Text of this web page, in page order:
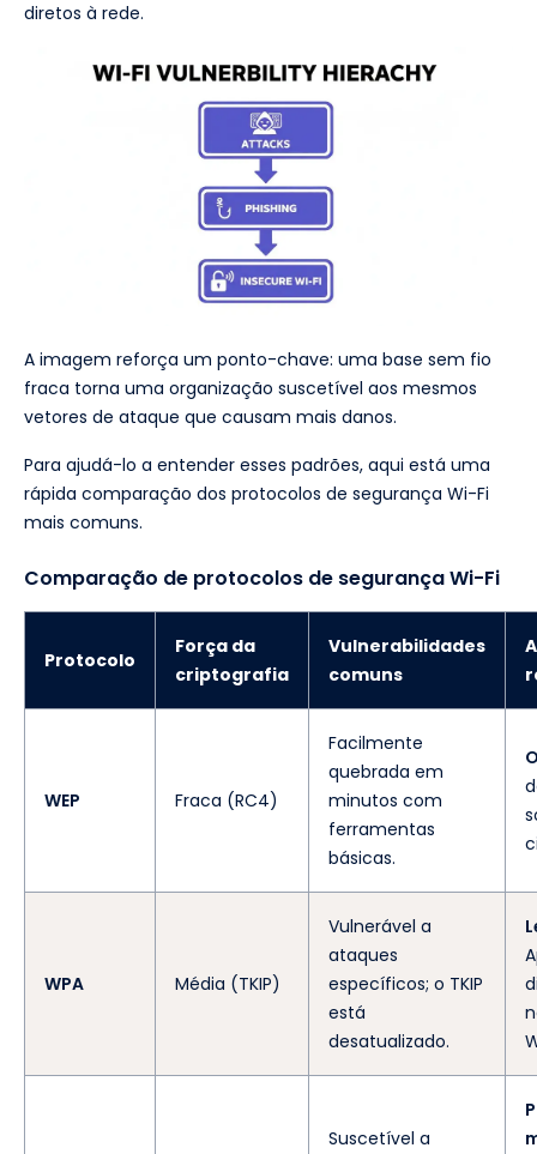
diretos à rede.
A imagem reforça um ponto-chave: uma base sem fio
fraca torna uma organização suscetível aos mesmos
vetores de ataque que causam mais danos.
Para ajudá-lo a entender esses padrões, aqui está uma
rápida comparação dos protocolos de segurança Wi-Fi
mais comuns.
Comparação de protocolos de segurança Wi-Fi
Protocolo
Força da
criptografia
Vulnerabilidades
comuns
WEP Fraca (RC4)
Facilmente
quebrada em
minutos com
ferramentas
básicas.
WPA Média (TKIP)
Vulnerável a
ataques
específicos; o TKIP
está
desatualizado.
Suscetível a